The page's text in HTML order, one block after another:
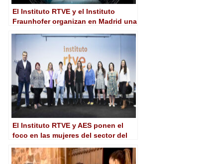
El Instituto RTVE y el Instituto
Fraunhofer organizan en Madrid una
generación
El Instituto RTVE y AES ponen el
foco en las mujeres del sector del